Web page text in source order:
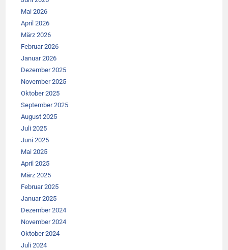
Mai 2026
April 2026
März 2026
Februar 2026
Januar 2026
Dezember 2025
November 2025
Oktober 2025
September 2025
August 2025
Juli 2025
Juni 2025
Mai 2025
April 2025
März 2025
Februar 2025
Januar 2025
Dezember 2024
November 2024
Oktober 2024
Juli 2024